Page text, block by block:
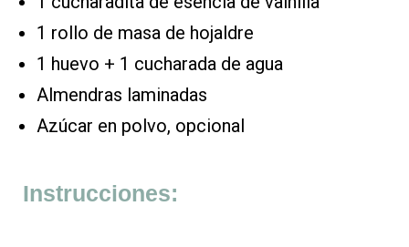
1 rollo de masa de hojaldre
1 huevo + 1 cucharada de agua
Almendras laminadas
Azúcar en polvo, opcional
Instrucciones: